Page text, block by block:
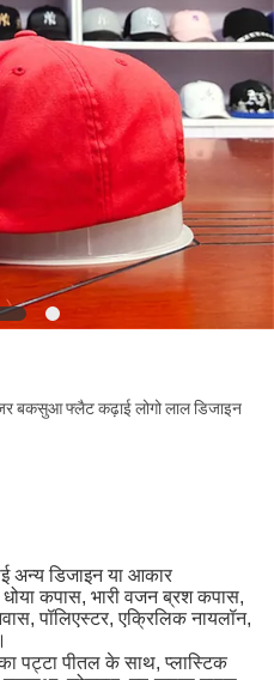
बकसुआ फ्लैट कढ़ाई लोगो लाल डिजाइन
अन्य डिजाइन या आकार
कपास, भारी वजन ब्रश कपास,
पॉलिएस्टर, एक्रिलिक नायलॉन,
पट्टा पीतल के साथ, प्लास्टिक